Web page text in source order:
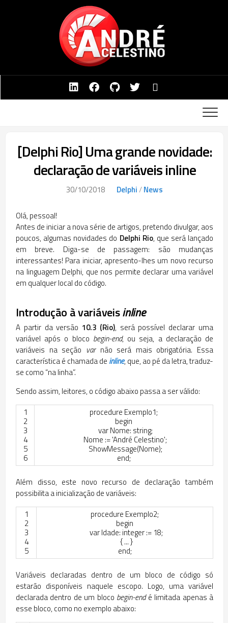
[Delphi Rio] Uma grande novidade:
declaração de variáveis inline
30/10/2018 Delphi/News
Olá, pessoal!
Antes de iniciar a nova série de artigos, pretendo divulgar, aos
poucos, algumas novidades do Delphi Rio, que será lançado
em breve. Diga-se de passagem: são mudanças
interessantes! Para iniciar, apresento-lhes um novo recurso
na linguagem Delphi, que nos permite declarar uma variável
em qualquer local do código.
Introdução à variáveisinline
A partir da versão 10.3 (Rio), será possível declarar uma
variável após o bloco begin-end, ou seja, a declaração de
variáveis na seção varnão será mais obrigatória. Essa
característica é chamada de inline, que, ao pé da letra, traduz-
se como “na linha”.
Sendo assim, leitores, o código abaixo passa a ser válido:
1
2
3
4
5
6
procedure Exemplo1;
begin
varNome: string;
Nome :='André Celestino';
ShowMessage(Nome);
end;
Além disso, este novo recurso de declaração também
possibilita a inicialização de variáveis:
1
2
3
4
5
procedure Exemplo2;
begin
varIdade: integer:= 18;
{...}
end;
Variáveis declaradas dentro de um bloco de código só
estarão disponíveis naquele escopo. Logo, uma variável
declarada dentro de um bloco begin-endé limitada apenas à
esse bloco, como no exemplo abaixo: